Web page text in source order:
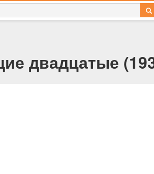
двадцатые